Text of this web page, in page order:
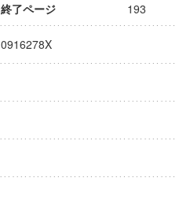
終了ページ
193
0916278X